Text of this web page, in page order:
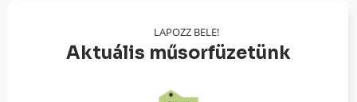
LAPOZZ BELE!
Aktuális műsorfüzetünk